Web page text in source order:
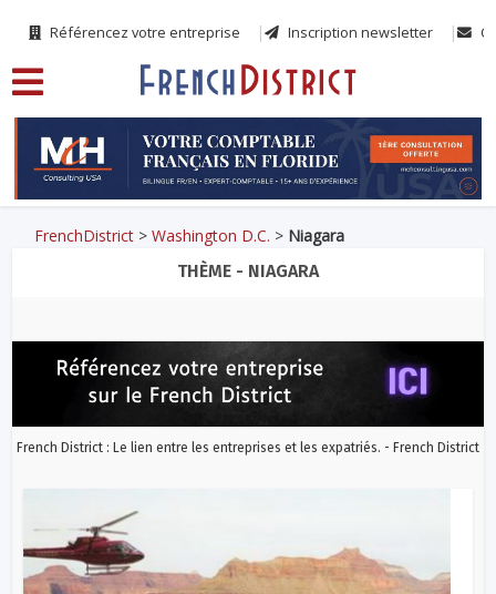
Référencez votre entreprise Inscription newsletter
FrenchDistrict >Washington D.C. > Niagara
THÈME - NIAGARA
French District : Le lien entre les entreprises et les expatriés. - French District